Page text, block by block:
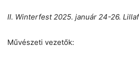
II. Winterfest 2025. január 24-26.
Művészeti vezetők: